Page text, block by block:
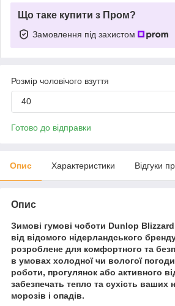
Що таке купити з Пром?
Замовлення під захистом
Розмір чоловічого взуття
40
Готово до відправки
Опис Характеристики Відгуки
Опис
Зимові гумові чоботи Dunlop Blizzard
від відомого нідерландського
розроблене для комфортного та
в умовах холодної чи вологої
роботи, прогулянок або активного
забезпечать тепло та сухість ваших
морозів і опадів.